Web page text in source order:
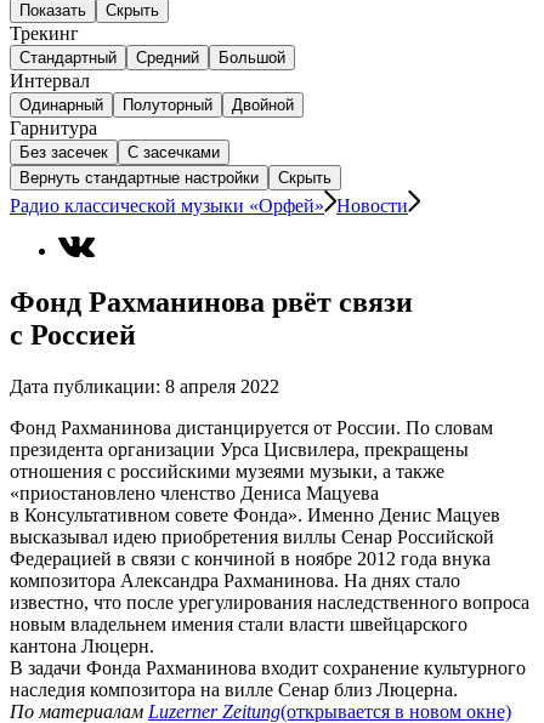
Показать Скрыть
Трекинг
Стандартный Средний Большой
Интервал
Одинарный Полуторный Двойной
Гарнитура
Без засечек
С засечками
Вернуть стандартные настройки
Скрыть
Радио классической музыки «Орфей» Новости
Фонд Рахманинова рвёт связи
с Россией
Дата публикации: 8 апреля 2022
Фонд Рахманинова дистанцируется от России. По словам
президента организации Урса Цисвилера, прекращены
отношения с российскими музеями музыки, а также
«приостановлено членство Дениса Мацуева
в Консультативном совете Фонда». Именно Денис Мацуев
высказывал идею приобретения виллы Сенар Российской
Федерацией в связи с кончиной в ноябре 2012 года внука
композитора Александра Рахманинова. На днях стало
известно, что после урегулирования наследственного вопроса
новым владельнем имения стали власти швейцарского
кантона Люцерн.
В задачи Фонда Рахманинова входит сохранение культурного
наследия композитора на вилле Сенар близ Люцерна.
По материалам Luzerner Zeitung(открывается в новом окне)